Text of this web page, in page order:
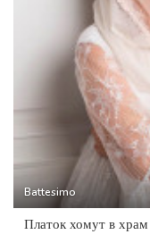
Battesimo
Платок хомут в